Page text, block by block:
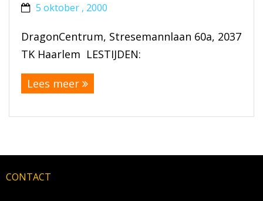
5 oktober , 2000
DragonCentrum, Stresemannlaan 60a, 2037
TK Haarlem LESTIJDEN:
Lees meer
CONTACT